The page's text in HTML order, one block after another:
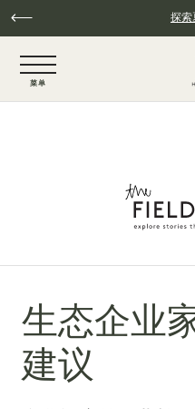
跳至主要内容 探索
菜单
生态企业
建议